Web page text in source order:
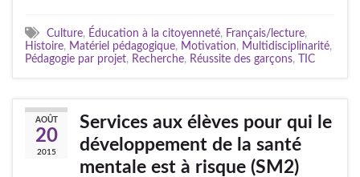
Culture, Éducation à la citoyenneté, Français/lecture,
Histoire, Matériel pédagogique, Motivation, Multidisciplinarité,
Pédagogie par projet, Recherche, Réussite des garçons, TIC
AOÛT
20
2015
Services aux élèves pour qui le
développement de la santé
mentale est à risque (SM2)